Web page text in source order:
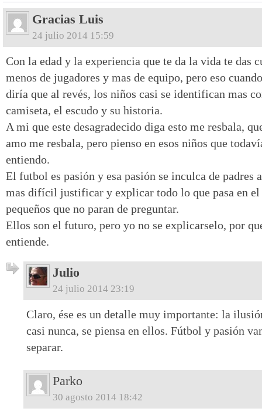
Gracias Luis
24 julio 2014 15:59
Con la edad y la experiencia que te da la vida te das
menos de jugadores y mas de equipo, pero eso
diría que al revés, los niños casi se identifican mas
camiseta, el escudo y su historia.
A mi que este desagradecido diga esto me resbala,
amo me resbala, pero pienso en esos niños que
entiendo.
El futbol es pasión y esa pasión se inculca de padres
mas difícil justificar y explicar todo lo que pasa en el
pequeños que no paran de preguntar.
Ellos son el futuro, pero yo no se explicarselo, por
entiende.
Julio
24 julio 2014 23:19
Claro, ése es un detalle muy importante: la
casi nunca, se piensa en ellos. Fútbol y pasión
separar.
Parko
30 agosto 2014 18:42